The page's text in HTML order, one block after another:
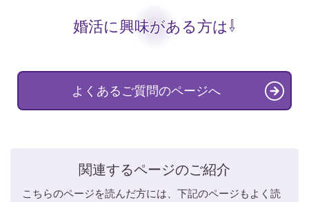
婚活に興味がある方は⇩
よくあるご質問のページへ
関連するページのご紹介
こちらのページを読んだ方には、下記のページもよく読